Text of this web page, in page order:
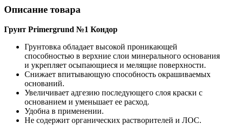
Описание товара
Грунт Primergrund №1 Кондор
Грунтовка обладает высокой проникающей
способностью в верхние слои минерального основания
и укрепляет осыпающиеся и мелящие поверхности.
Снижает впитывающую способность окрашиваемых
оснований.
Увеличивает адгезию последующего слоя краски с
основанием и уменьшает ее расход.
Удобна в применении.
Не содержит органических растворителей и ЛОС.